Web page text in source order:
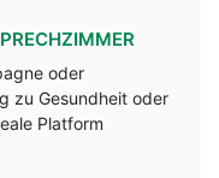
oder
zu Gesundheit oder
Platform